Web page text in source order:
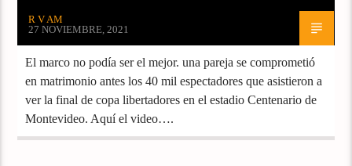
R V AM
27 NOVIEMBRE, 2021
El marco no podía ser el mejor. una pareja se comprometió
en matrimonio antes los 40 mil espectadores que asistieron a
ver la final de copa libertadores en el estadio Centenario de
Montevideo. Aquí el video….